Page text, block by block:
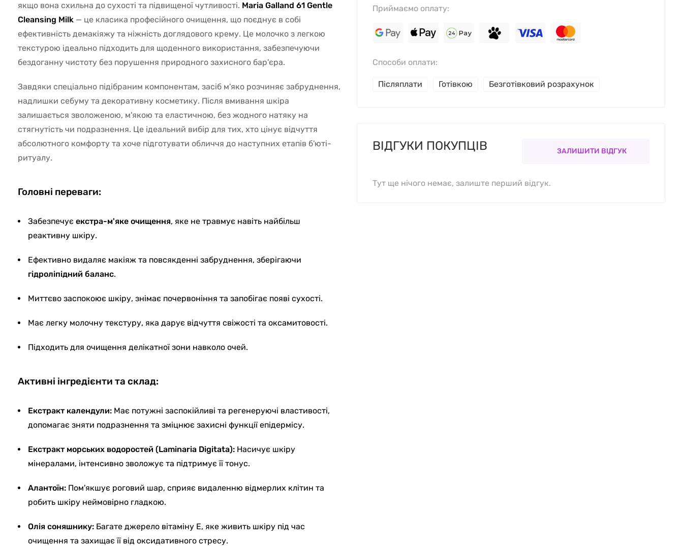
якщо вона схильна до сухості та підвищеної чутливості. Maria Galland 61 Gentle
Cleansing Milk — це класика професійного очищення, що поєднує в собі
ефективність демакіяжу та ніжність доглядового крему. Це молочко з легкою
текстурою ідеально підходить для щоденного використання, забезпечуючи
бездоганну чистоту без порушення природного захисного бар'єра.
Завдяки спеціально підібраним компонентам, засіб м'яко розчиняє забруднення,
надлишки себуму та декоративну косметику. Після вмивання шкіра
залишається зволоженою, м'якою та еластичною, без жодного натяку на
стягнутість чи подразнення. Це ідеальний вибір для тих, хто цінує відчуття
абсолютного комфорту та хоче підготувати обличчя до наступних етапів б'юті-
ритуалу.
Головні переваги:
Забезпечує екстра-м'яке очищення, яке не травмує навіть найбільш
реактивну шкіру.
Ефективно видаляє макіяж та повсякденні забруднення, зберігаючи
гідроліпідний баланс.
Миттєво заспокоює шкіру, знімає почервоніння та запобігає появі сухості.
Має легку молочну текстуру, яка дарує відчуття свіжості та оксамитовості.
Підходить для очищення делікатної зони навколо очей.
Активні інгредієнти та склад:
Екстракт календули: Має потужні заспокійливі та регенеруючі властивості,
допомагає зняти подразнення та зміцнює захисні функції епідермісу.
Екстракт морських водоростей (Laminaria Digitata): Насичує шкіру
мінералами, інтенсивно зволожує та підтримує її тонус.
Алантоїн: Пом'якшує роговий шар, сприяє видаленню відмерлих клітин та
робить шкіру неймовірно гладкою.
Олія соняшнику: Багате джерело вітаміну Е, яке живить шкіру під час
очищення та захищає її від оксидативного стресу.
Приймаємо оплату:
Способи оплати:
Післяплати Готівкою Безготівковий розрахунок
ВІДГУКИ ПОКУПЦІВ ЗАЛИШИТИ ВІДГУК
Тут ще нічого немає, залиште перший відгук.